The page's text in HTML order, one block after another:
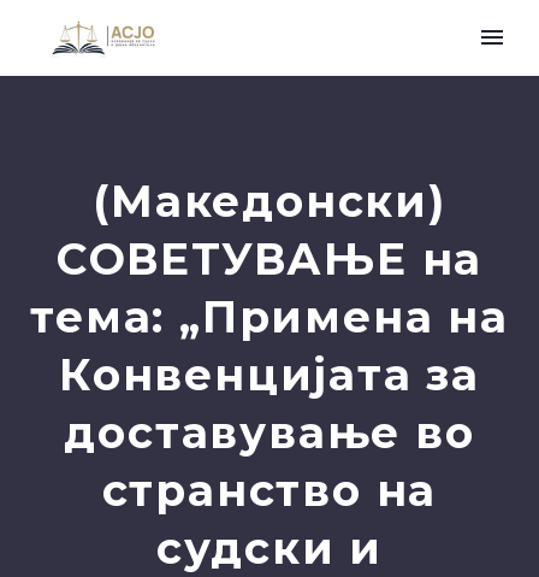
(Македонски)
СОВЕТУВАЊЕ на
тема: „Примена на
Конвенцијата за
доставување во
странство на
судски и